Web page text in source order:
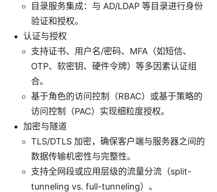
目录服务集成：与 AD/LDAP 等目录进行身份
验证和授权。
认证与授权
支持证书、用户名/密码、MFA（如短信、
OTP、软密钥、硬件令牌）等多因素认证组
合。
基于角色的访问控制（RBAC）或基于策略的
访问控制（PAC）实现细粒度授权。
加密与隧道
TLS/DTLS 加密，确保客户端与服务器之间的
数据传输机密性与完整性。
支持全网段或应用层级的流量分流（split-
tunneling vs. full-tunneling）。